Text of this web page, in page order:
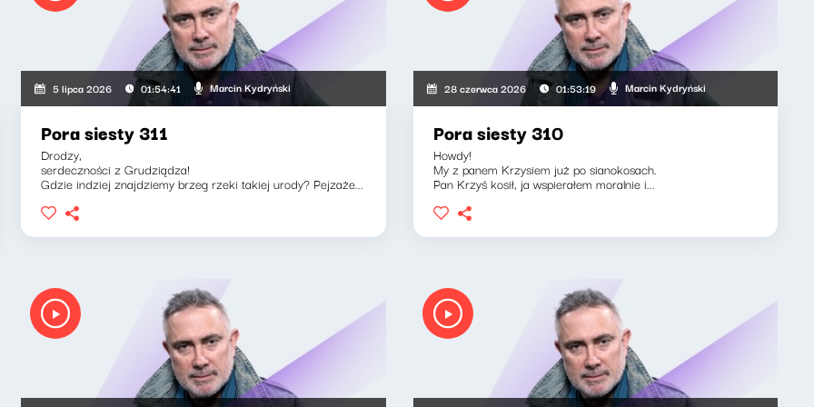
5 lipca 2026 01:54:41 Marcin Kydryński
Pora siesty 311
Drodzy,
serdeczności z Grudziądza!
Gdzie indziej znajdziemy brzeg rzeki takiej urody? Pejzaże...
28 czerwca 2026 01:53:19 Marcin Kydryński
Pora siesty 310
Howdy!
My z panem Krzysiem już po sianokosach.
Pan Krzyś kosił, ja wspierałem moralnie i...